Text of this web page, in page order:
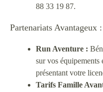
88 33 19 87.
Partenariats Avantageux :
Run Aventure :
sur vos équipements
présentant votre
Tarifs Famille